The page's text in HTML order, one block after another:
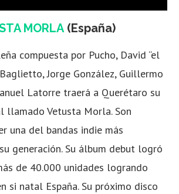
MORLA(España)
compuesta por Pucho, David “el
Baglietto,Jorge González, Guillermo
Latorre traerá a Querétaro su
llamado Vetusta Morla. Son
una del bandas indie más
generación. Su álbum debut logró
de 40.000 unidades logrando
si natal España. Su próximo disco